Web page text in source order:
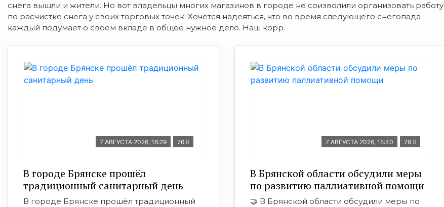
снега вышли и жители. Но вот владельцы многих магазинов в городе не соизволили организовать работу
по расчистке снега у своих торговых точек. Хочется надеяться, что во время следующего снегопада
каждый подумает о своем вкладе в общее нужное дело. Наш корр.
7 АВГУСТА 2026, 16:29 76
В городе Брянске прошёл
традиционный санитарный день
В городе Брянске прошёл традиционный
7 АВГУСТА 2026, 15:40 79
В Брянской области обсудили меры
по развитию паллиативной помощи
🤝 В Брянской области обсудили меры по